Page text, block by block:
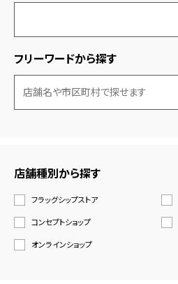
フリーワードから探す
店舗種別から探す
フラッグシップストア
コンセプトショップ
オンラインショップ